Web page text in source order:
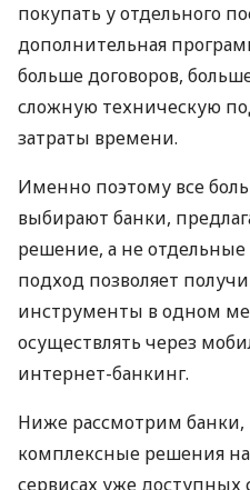
покупать у отдельного
дополнительная
больше договоров,
сложную техническую
затраты времени.
Именно поэтому все
выбирают банки,
решение, а не
подход позволяет
инструменты в одном
осуществлять через
интернет-банкинг.
Ниже рассмотрим банки,
комплексные решения на
сервисах уже